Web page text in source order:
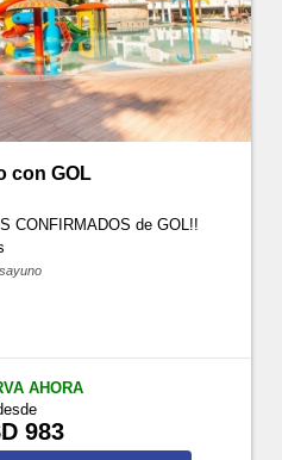
con GOL
CONFIRMADOS de GOL!!
AHORA
983